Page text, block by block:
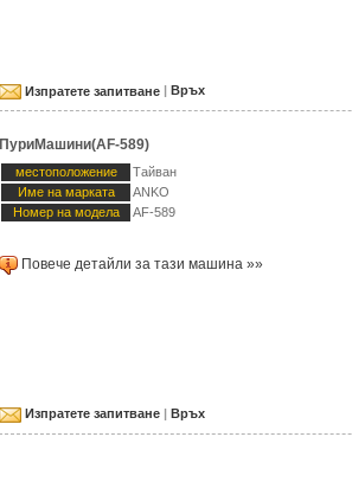
Изпратете запитване Връх
ПуриМашини(AF-589)
местоположение
Тайван
Име на марката
ANKO
Номер на модела
AF-589
Повече детайли за тази машина »»
Изпратете запитване Връх